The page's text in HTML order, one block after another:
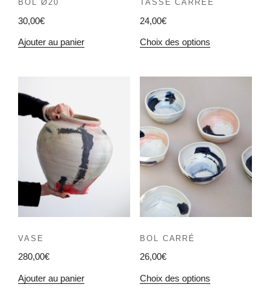
BOL Ø20
30,00€
Ajouter au panier
TASSE CARRÉE
24,00€
Choix des options
VASE
280,00€
Ajouter au panier
BOL CARRÉ
26,00€
Choix des options